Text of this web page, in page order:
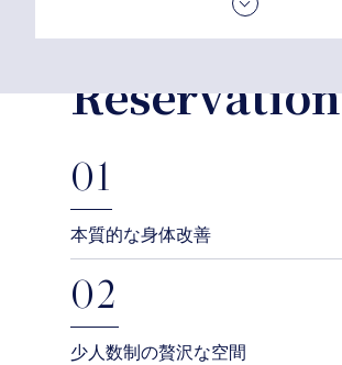
はい、完備しております。
Reservation
01
本質的な身体改善
02
少人数制の贅沢な空間